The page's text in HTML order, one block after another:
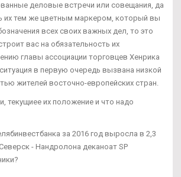
деловые встречи или совещания, да
их тем же цветным маркером, который вы
всех своих важных дел, то это
вас на обязательность их
главы ассоциации торговцев Хенрика
в первую очередь вызвана низкой
жителей восточно-европейских стран.
текущиее их положение и что надо
за 2016 год выросла в 2,3
- Нандролона деканоат SP